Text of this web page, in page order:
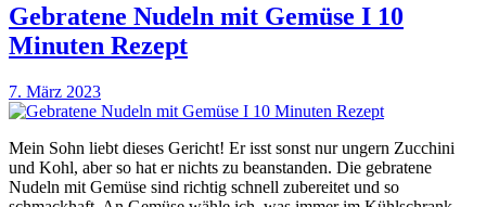
Gebratene Nudeln mit Gemüse I 10
Minuten Rezept
7. März 2023
Mein Sohn liebt dieses Gericht! Er isst sonst nur ungern Zucchini
und Kohl, aber so hat er nichts zu beanstanden. Die gebratene
Nudeln mit Gemüse sind richtig schnell zubereitet und so